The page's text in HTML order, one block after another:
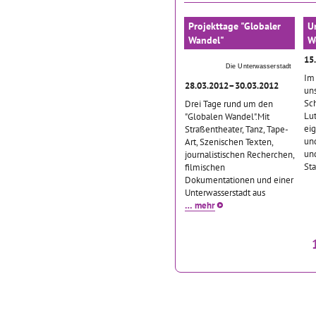
Projekttage "Globaler
Wandel"
Die Unterwasserstadt
28.03.2012–30.03.2012
Drei Tage rund um den
"Globalen Wandel".Mit
Straßentheater, Tanz, Tape-
Art, Szenischen Texten,
journalistischen Recherchen,
filmischen
Dokumentationen und einer
Unterwasserstadt aus
… mehr
Im